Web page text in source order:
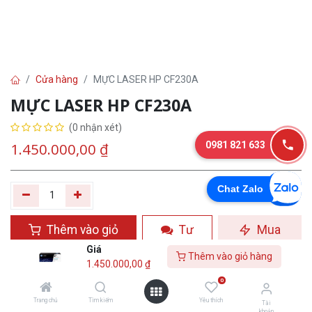
Giá
1.450.000,00 ₫
Thêm vào giỏ hàng
Trang chủ Tìm kiếm
0
Yêu thích
Tài
Cửa hàng MỰC LASER HP CF230A
MỰC LASER HP CF230A
(0 nhận xét)
1.450.000,00 ₫
Thêm vào giỏ
Tư
Mua
Chat Zalo
0981 821 633